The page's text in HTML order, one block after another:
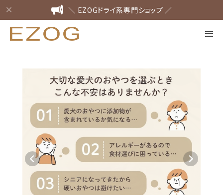
＼ EZOGドライ系専門ショップ ／